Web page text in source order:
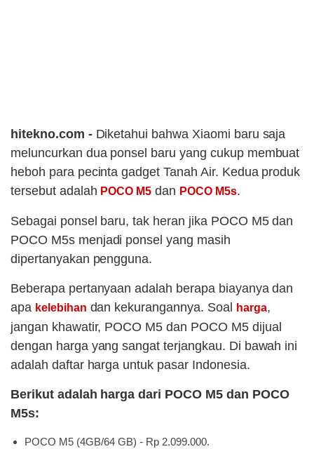
hitekno.com - Diketahui bahwa Xiaomi baru saja
meluncurkan dua ponsel baru yang cukup membuat
heboh para pecinta gadget Tanah Air. Kedua produk
tersebut adalah POCO M5 dan POCO M5s.
Sebagai ponsel baru, tak heran jika POCO M5 dan
POCO M5s menjadi ponsel yang masih
dipertanyakan pengguna.
Beberapa pertanyaan adalah berapa biayanya dan
apa kelebihan dan kekurangannya. Soal harga,
jangan khawatir, POCO M5 dan POCO M5 dijual
dengan harga yang sangat terjangkau. Di bawah ini
adalah daftar harga untuk pasar Indonesia.
Berikut adalah harga dari POCO M5 dan POCO
M5s:
POCO M5 (4GB/64 GB) - Rp 2.099.000.